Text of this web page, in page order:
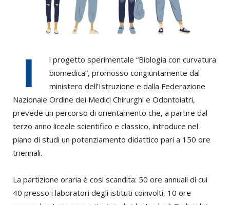
I
l progetto sperimentale “Biologia con curvatura
biomedica”, promosso congiuntamente dal
ministero dell’Istruzione e dalla Federazione
Nazionale Ordine dei Medici Chirurghi e Odontoiatri,
prevede un percorso di orientamento che, a partire dal
terzo anno liceale scientifico e classico, introduce nel
piano di studi un potenziamento didattico pari a 150 ore
triennali.
La partizione oraria è così scandita: 50 ore annuali di cui
40 presso i laboratori degli istituti coinvolti, 10 ore